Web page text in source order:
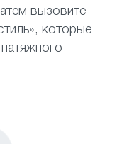
вызовите
которые